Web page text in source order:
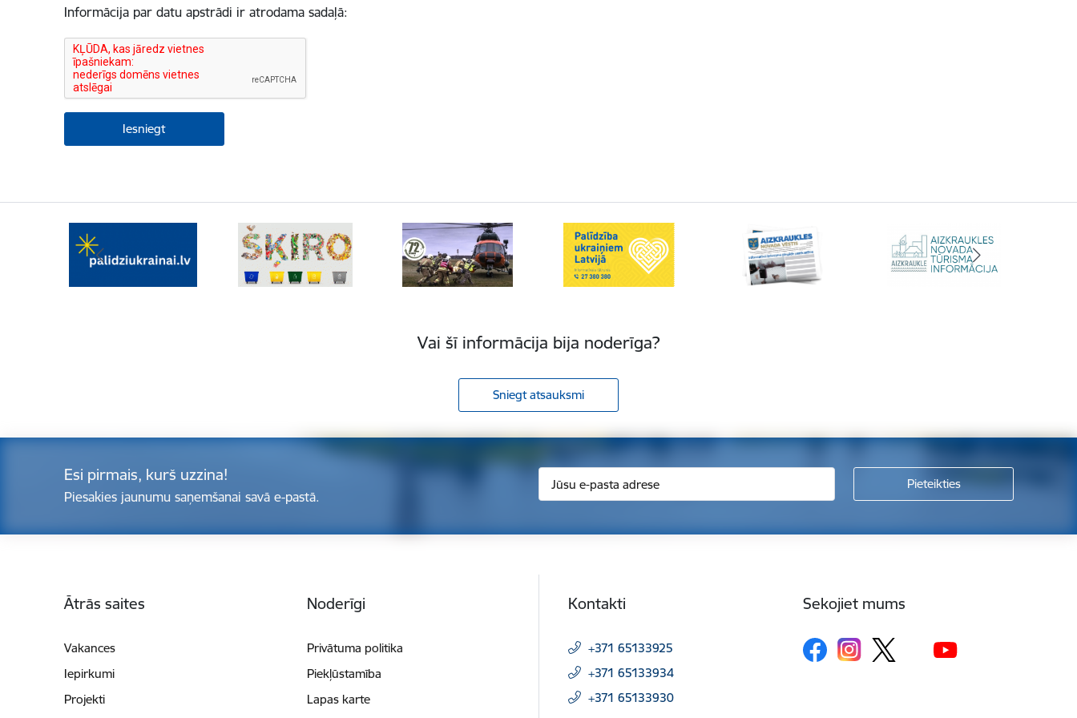
Informācija par datu apstrādi ir atrodama sadaļā:
Vai šī informācija bija noderīga?
Sniegt atsauksmi
Esi pirmais, kurš uzzina!
Piesakies jaunumu saņemšanai savā e-pastā.
Ātrās saites
Vakances
Iepirkumi
Projekti
Noderīgi
Privātuma politika
Piekļūstamība
Lapas karte
Kontakti
+371 65133925
+371 65133934
+371 65133930
Sekojiet mums